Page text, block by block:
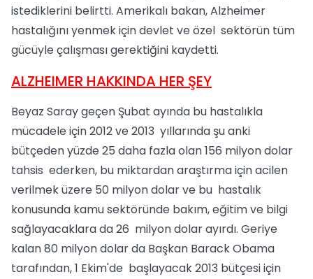
istediklerini belirtti. Amerikalı bakan, Alzheimer
hastalığını yenmek için devlet ve özel sektörün tüm
gücüyle çalışması gerektiğini kaydetti.
ALZHEIMER HAKKINDA HER ŞEY
Beyaz Saray geçen Şubat ayında bu hastalıkla
mücadele için 2012 ve 2013 yıllarında şu anki
bütçeden yüzde 25 daha fazla olan 156 milyon dolar
tahsis ederken, bu miktardan araştırma için acilen
verilmek üzere 50 milyon dolar ve bu hastalık
konusunda kamu sektöründe bakım, eğitim ve bilgi
sağlayacaklara da 26 milyon dolar ayırdı. Geriye
kalan 80 milyon dolar da Başkan Barack Obama
tarafından, 1 Ekim'de başlayacak 2013 bütçesi için